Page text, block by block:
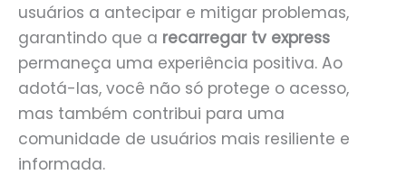
usuários a antecipar e mitigar problemas,
garantindo que a recarregar tv express
permaneça uma experiência positiva. Ao
adotá-las, você não só protege o acesso,
mas também contribui para uma
comunidade de usuários mais resiliente e
informada.